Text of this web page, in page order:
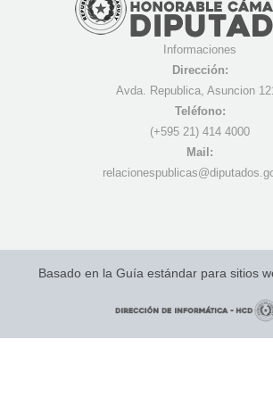
Informaciones
Dirección:
Avda. Republica, Asuncion
Teléfono:
(+595 21) 414 4000
Mail:
r
Basado en la Guía estándar para sitios